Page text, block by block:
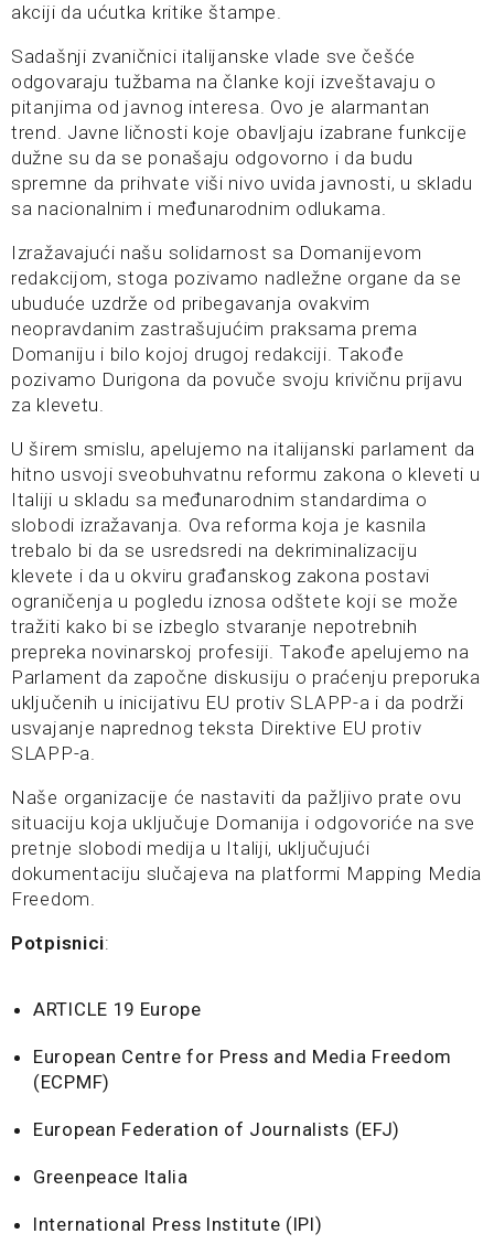
akciji da ućutka kritike štampe.
Sadašnji zvaničnici italijanske vlade sve češće
odgovaraju tužbama na članke koji izveštavaju o
pitanjima od javnog interesa. Ovo je alarmantan
trend. Javne ličnosti koje obavljaju izabrane funkcije
dužne su da se ponašaju odgovorno i da budu
spremne da prihvate viši nivo uvida javnosti, u skladu
sa nacionalnim i međunarodnim odlukama.
Izražavajući našu solidarnost sa Domanijevom
redakcijom, stoga pozivamo nadležne organe da se
ubuduće uzdrže od pribegavanja ovakvim
neopravdanim zastrašujućim praksama prema
Domaniju i bilo kojoj drugoj redakciji. Takođe
pozivamo Durigona da povuče svoju krivičnu prijavu
za klevetu.
U širem smislu, apelujemo na italijanski parlament da
hitno usvoji sveobuhvatnu reformu zakona o kleveti u
Italiji u skladu sa međunarodnim standardima o
slobodi izražavanja. Ova reforma koja je kasnila
trebalo bi da se usredsredi na dekriminalizaciju
klevete i da u okviru građanskog zakona postavi
ograničenja u pogledu iznosa odštete koji se može
tražiti kako bi se izbeglo stvaranje nepotrebnih
prepreka novinarskoj profesiji. Takođe apelujemo na
Parlament da započne diskusiju o praćenju preporuka
uključenih u inicijativu EU protiv SLAPP-a i da podrži
usvajanje naprednog teksta Direktive EU protiv
SLAPP-a.
Naše organizacije će nastaviti da pažljivo prate ovu
situaciju koja uključuje Domanija i odgovoriće na sve
pretnje slobodi medija u Italiji, uključujući
dokumentaciju slučajeva na platformi Mapping Media
Freedom.
Potpisnici:
ARTICLE 19 Europe
European Centre for Press and Media Freedom
(ECPMF)
European Federation of Journalists (EFJ)
Greenpeace Italia
International Press Institute (IPI)